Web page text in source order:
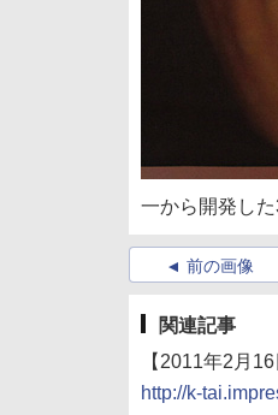
一から開発し
前の画像
関連記事
【2011年2月
http://k-